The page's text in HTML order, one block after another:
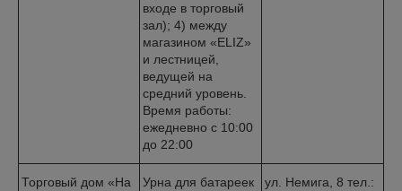
входе в торговый
зал); 4) между
магазином «ELIZ»
и лестницей,
ведущей на
средний уровень.
Время работы:
ежедневно с 10:00
до 22:00
Торговый дом «На
Урна для батареек
ул. Немига, 8 тел.: